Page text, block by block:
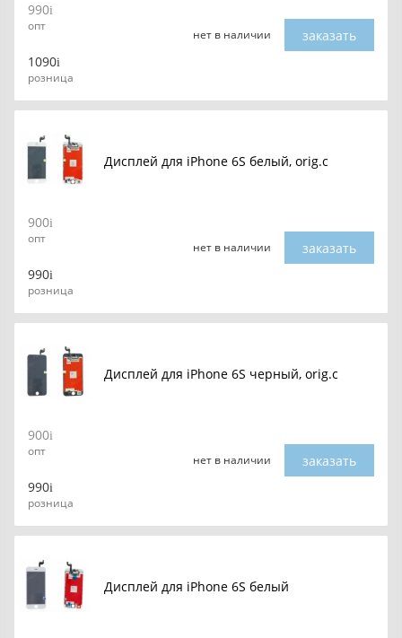
990
опт
1090
розница
нет в наличии заказать
Дисплей для iPhone 6S белый, orig.c
900
опт
990
розница
нет в наличии заказать
Дисплей для iPhone 6S черный, orig.c
900
опт
990
розница
нет в наличии заказать
Дисплей для iPhone 6S белый